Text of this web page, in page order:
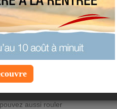
il est facile de combattre
grâce au
Voici quelquesétirements,
efficaces, à pratiquer assis.
puis dans l’autre. Vous
puis sur le côté
trois secondes en
aussi rouler